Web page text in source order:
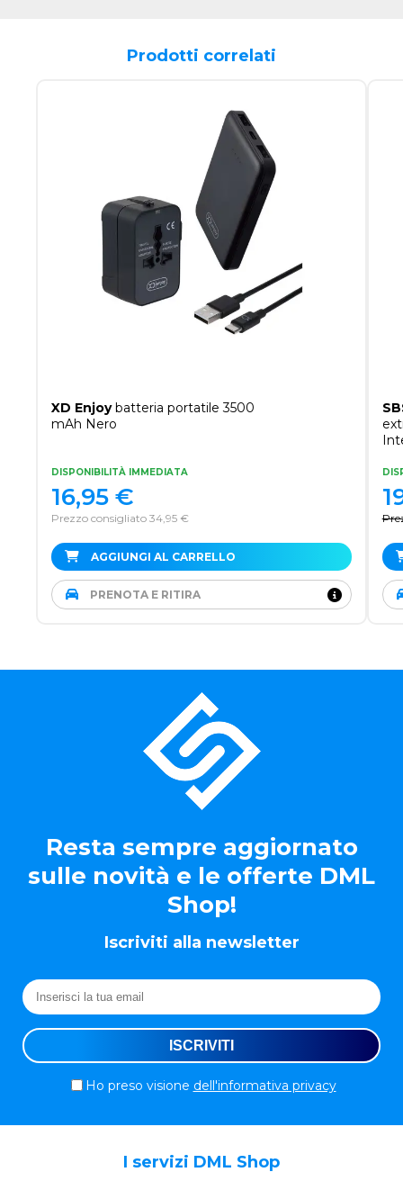
Prodotti correlati
XD Enjoybatteria portatile 3500
mAh Nero
DISPONIBILITÀ IMMEDIATA
Prezzo consigliato 34,95 €
16,95 €
AGGIUNGI AL CARRELLO
PRENOTA E RITIRA
Resta sempre aggiornato
sulle novità e le offerte DML
Shop!
Iscriviti alla newsletter
Ho preso visione dell'informativa privacy
I servizi DML Shop